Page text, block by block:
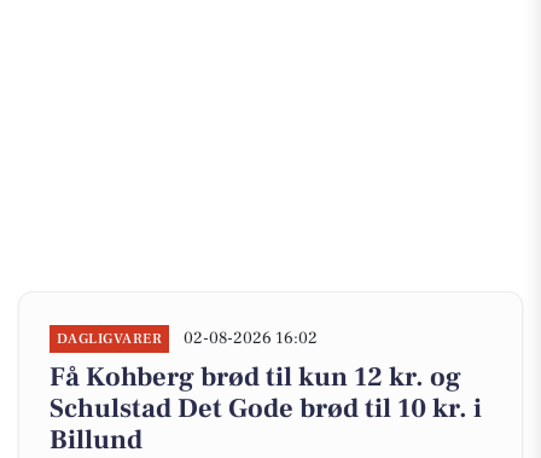
DAGLIGVARER 02-08-2026 16:02
Få Kohberg brød til kun 12 kr. og
Schulstad Det Gode brød til 10 kr. i
Billund